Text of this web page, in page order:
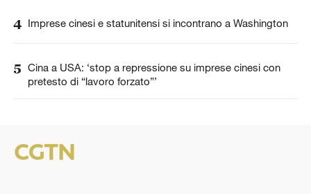
4 Imprese cinesi e statunitensi si incontrano a Washington
5 Cina a USA: ‘stop a repressione su imprese cinesi con
pretesto di “lavoro forzato”’